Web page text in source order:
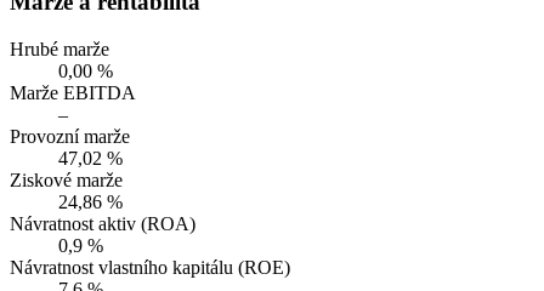
Hrubé marže
0,00 %
Marže EBITDA
–
Provozní marže
47,02 %
Ziskové marže
24,86 %
Návratnost aktiv (ROA)
0,9 %
Návratnost vlastního kapitálu (ROE)